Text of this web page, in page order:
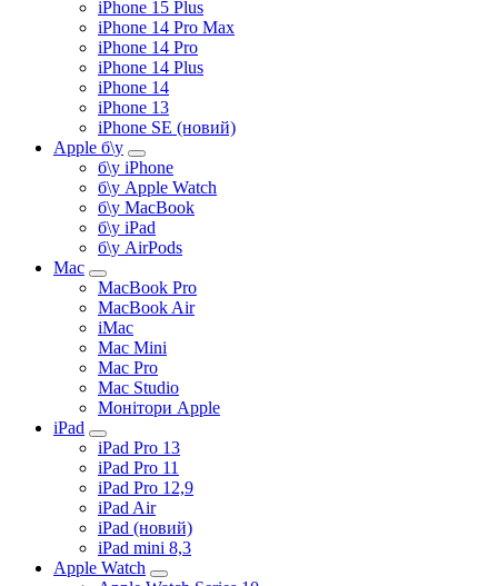
iPhone 15 Plus
iPhone 14 Pro Max
iPhone 14 Pro
iPhone 14 Plus
iPhone 14
iPhone 13
iPhone SE (новий)
Apple б\у
б\у iPhone
б\у Apple Watch
б\у MacBook
б\у iPad
б\у AirPods
Mac
MacBook Pro
MacBook Air
iMac
Mac Mini
Mac Pro
Mac Studio
Монітори Apple
iPad
iPad Pro 13
iPad Pro 11
iPad Pro 12,9
iPad Air
iPad (новий)
iPad mini 8,3
Apple Watch